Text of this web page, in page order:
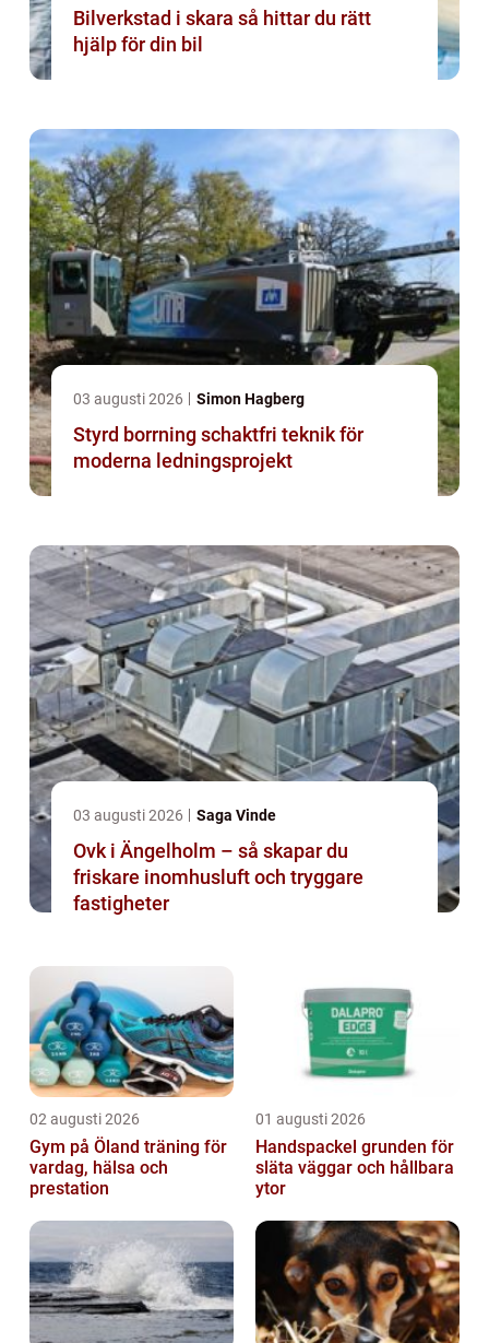
Bilverkstad i skara så hittar du rätt
hjälp för din bil
03 augusti 2026 Simon Hagberg
Styrd borrning schaktfri teknik för
moderna ledningsprojekt
03 augusti 2026 Saga Vinde
Ovk i Ängelholm – så skapar du
friskare inomhusluft och tryggare
fastigheter
02 augusti 2026
Gym på Öland träning för
vardag, hälsa och
prestation
01 augusti 2026
Handspackel grunden för
släta väggar och hållbara
ytor